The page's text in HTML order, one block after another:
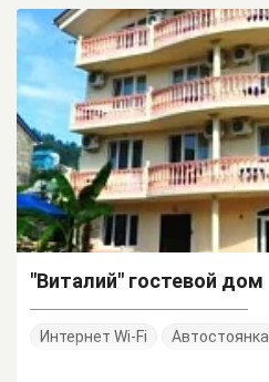
"Виталий" гостевой дом
Интернет Wi-Fi Автостоянка